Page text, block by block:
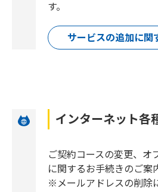
す。
サービスの追加に関
インターネット各
ご契約コースの変更、オ
に関するお手続きのご案
※メールアドレスの削除